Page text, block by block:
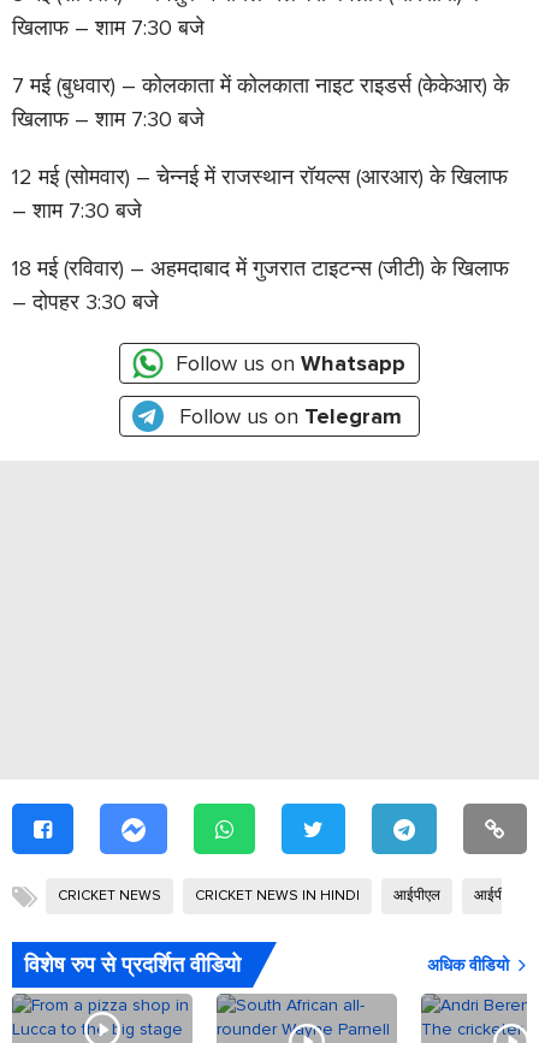
खिलाफ – शाम 7:30 बजे
7 मई (बुधवार) – कोलकाता में कोलकाता नाइट राइडर्स (केकेआर) के
खिलाफ – शाम 7:30 बजे
12 मई (सोमवार) – चेन्नई में राजस्थान रॉयल्स (आरआर) के खिलाफ
– शाम 7:30 बजे
18 मई (रविवार) – अहमदाबाद में गुजरात टाइटन्स (जीटी) के खिलाफ
– दोपहर 3:30 बजे
Follow us on Whatsapp
Follow us on Telegram
CRICKET NEWS CRICKET NEWS IN HINDI आईपीएल आईपीएल
विशेष रुप से प्रदर्शित वीडियो अधिक वीडियो